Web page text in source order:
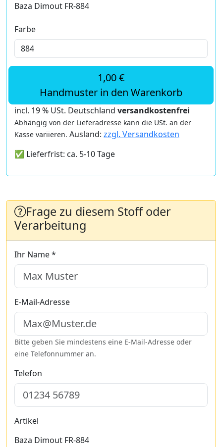
Baza Dimout FR-884
Farbe
1,00 €
Handmuster in den Warenkorb
incl. 19 % USt. Deutschland versandkostenfrei
Abhängig von der Lieferadresse kann die USt. an der
Kasse variieren. Ausland: zzgl. Versandkosten
✅ Lieferfrist: ca. 5-10 Tage
Frage zu diesem Stoff oder
Verarbeitung
Ihr Name *
E-Mail-Adresse
Bitte geben Sie mindestens eine E-Mail-Adresse oder
eine Telefonnummer an.
Telefon
Artikel
Baza Dimout FR-884